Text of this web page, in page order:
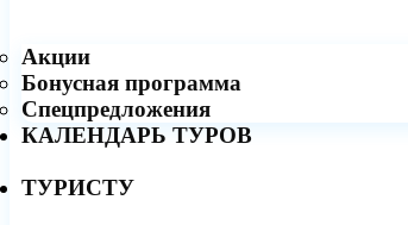
Акции
Бонусная программа
Спецпредложения
КАЛЕНДАРЬ ТУРОВ
ТУРИСТУ